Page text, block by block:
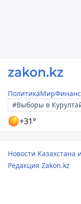
ПолитикаМир
#Выборы в
+31°
Новости Казахстана
Редакция Zakon.kz